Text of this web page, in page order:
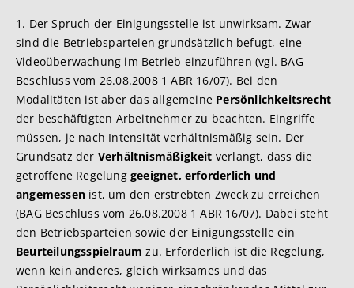
1. Der Spruch der Einigungsstelle ist unwirksam. Zwar
sind die Betriebsparteien grundsätzlich befugt, eine
Videoüberwachung im Betrieb einzuführen (vgl. BAG
Beschluss vom 26.08.2008 1 ABR 16/07). Bei den
Modalitäten ist aber das allgemeine Persönlichkeitsrecht
der beschäftigten Arbeitnehmer zu beachten. Eingriffe
müssen, je nach Intensität verhältnismäßig sein. Der
Grundsatz der Verhältnismäßigkeit verlangt, dass die
getroffene Regelung geeignet, erforderlich und
angemessen ist, um den erstrebten Zweck zu erreichen
(BAG Beschluss vom 26.08.2008 1 ABR 16/07). Dabei steht
den Betriebsparteien sowie der Einigungsstelle ein
Beurteilungsspielraum zu. Erforderlich ist die Regelung,
wenn kein anderes, gleich wirksames und das